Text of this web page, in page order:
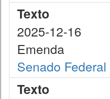
Texto
2025-12-16
Emenda
Senado Federal
Texto